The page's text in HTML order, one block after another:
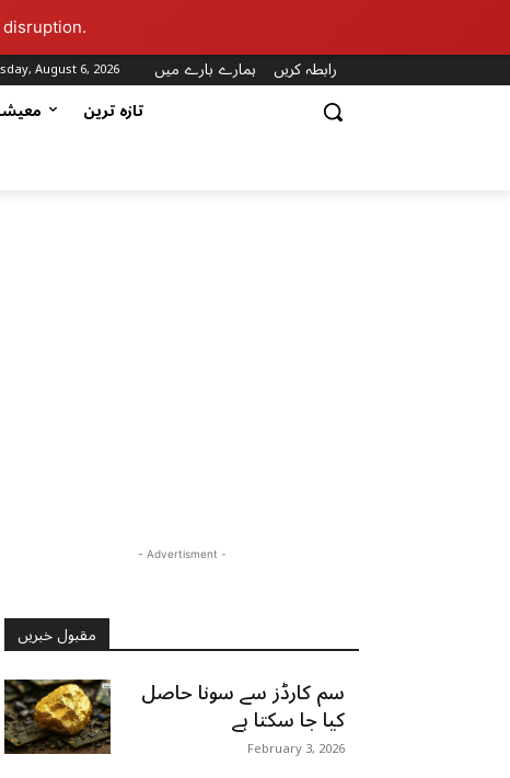
August 6, 2026 ہمارے بارے میں
رابطہ کریں
تازہ ترین
- Advertisment -
مقبول خبریں
سم کارڈز سے سونا حاصل
کیا جا سکتا ہے
February 3, 2026